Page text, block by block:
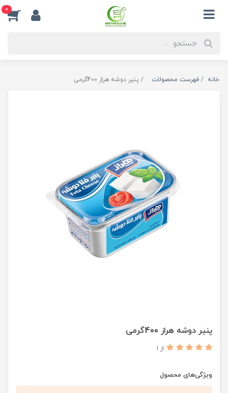
0
خانه فهرست محصولات پنیر دوشه هراز 400گرمی
پنیر دوشه هراز 400گرمی
از 1
ویژگی‌های محصول